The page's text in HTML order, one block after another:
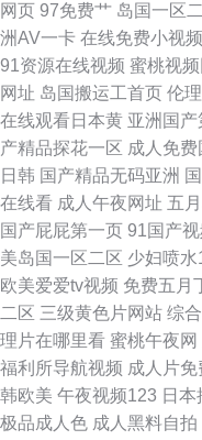
网页 97免费艹 岛国一区
洲AV一卡 在线免费小视频
91资源在线视频 蜜桃视
网址 岛国搬运工首页 伦
在线观看日本黄 亚洲国
产精品探花一区 成人免
日韩 国产精品无码亚洲
在线看 成人午夜网址 五
国产屁屁第一页 91国产视
美岛国一区二区 少妇喷水
欧美爱爱tv视频 免费五月
二区 三级黄色片网站 综
理片在哪里看 蜜桃午夜网
福利所导航视频 成人片免
韩欧美 午夜视频123 日本
极品成人色 成人黑料自拍